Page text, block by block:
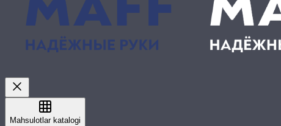
Mahsulotlar katalogi